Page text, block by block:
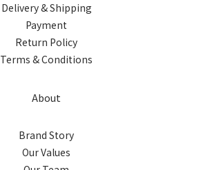
Delivery & Shipping
Payment
Return Policy
Terms & Conditions
About
Brand Story
Our Values